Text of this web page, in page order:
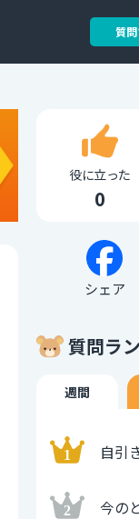
質
役に立った
0
シェア
質問ラ
週間
自引
今の